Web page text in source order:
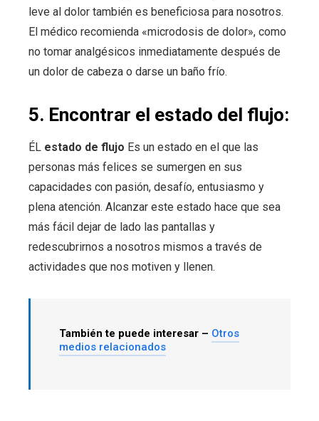
leve al dolor también es beneficiosa para nosotros.
El médico recomienda «microdosis de dolor», como
no tomar analgésicos inmediatamente después de
un dolor de cabeza o darse un baño frío.
5. Encontrar el estado del flujo:
ÉL estado de flujo Es un estado en el que las
personas más felices se sumergen en sus
capacidades con pasión, desafío, entusiasmo y
plena atención. Alcanzar este estado hace que sea
más fácil dejar de lado las pantallas y
redescubrirnos a nosotros mismos a través de
actividades que nos motiven y llenen.
También te puede interesar – Otros
medios relacionados